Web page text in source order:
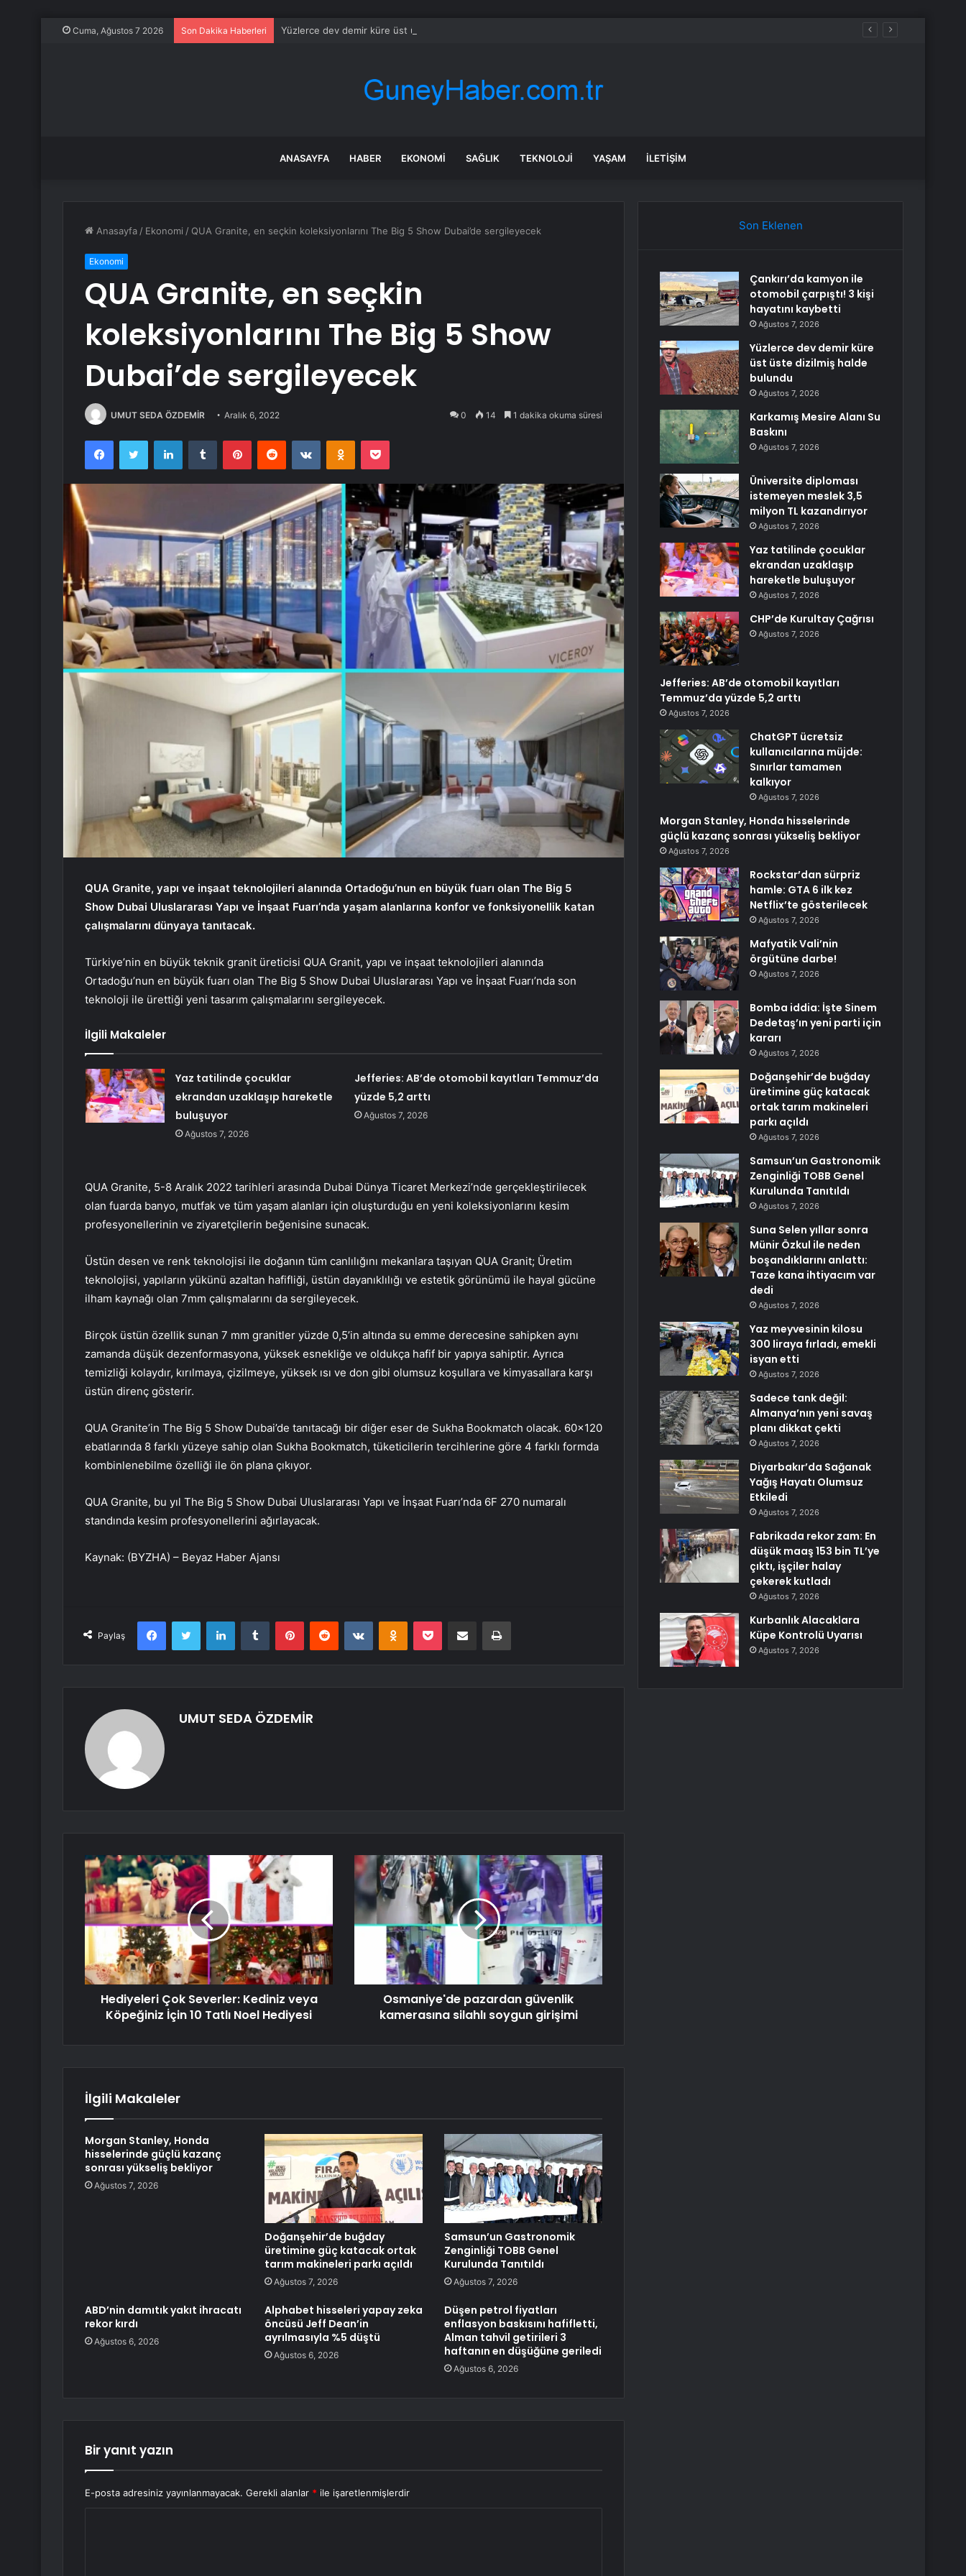
Cuma, Ağustos 7 2026 Son Dakika Haberleri Yüzlerce dev demir küre üst üste dizilmiş halde bulundu
ANASAYFA HABER EKONOMI SAĞLIK TEKNOLOJI YAŞAM İLETIŞIM
Anasayfa / Ekonomi / QUA Granite, en seçkin koleksiyonlarını The Big 5 Show Dubai’de sergileyecek
Ekonomi
QUA Granite, en seçkin
koleksiyonlarını The Big 5 Show
Dubai’de sergileyecek
UMUT SEDA ÖZDEMİR Aralık 6, 2022 0 14 1 dakika okuma süresi
FacebookTwitter LinkedInTumblr PinterestReddit VKontakteOdnoklassniki
Pocket
QUA Granite, yapı ve inşaat teknolojileri alanında Ortadoğu’nun en büyük fuarı olan The Big 5
Show Dubai Uluslararası Yapı ve İnşaat Fuarı’nda yaşam alanlarına konfor ve fonksiyonellik katan
çalışmalarını dünyaya tanıtacak.
Türkiye’nin en büyük teknik granit üreticisi QUA Granit, yapı ve inşaat teknolojileri alanında
Ortadoğu’nun en büyük fuarı olan The Big 5 Show Dubai Uluslararası Yapı ve İnşaat Fuarı’nda son
teknoloji ile ürettiği yeni tasarım çalışmalarını sergileyecek.
İlgili Makaleler
Yaz tatilinde çocuklar
ekrandan uzaklaşıp hareketle
buluşuyor
Ağustos 7, 2026
Jefferies: AB’de otomobil kayıtları Temmuz’da
yüzde 5,2 arttı
Ağustos 7, 2026
QUA Granite, 5-8 Aralık 2022 tarihleri ​​arasında Dubai Dünya Ticaret Merkezi’nde gerçekleştirilecek
olan fuarda banyo, mutfak ve tüm yaşam alanları için oluşturduğu en yeni koleksiyonlarını kesim
profesyonellerinin ve ziyaretçilerin beğenisine sunacak.
Üstün desen ve renk teknolojisi ile doğanın tüm canlılığını mekanlara taşıyan QUA Granit; Üretim
teknolojisi, yapıların yükünü azaltan hafifliği, üstün dayanıklılığı ve estetik görünümü ile hayal gücüne
ilham kaynağı olan 7mm çalışmalarını da sergileyecek.
Birçok üstün özellik sunan 7 mm granitler yüzde 0,5’in altında su emme derecesine sahipken aynı
zamanda düşük dezenformasyona, yüksek esnekliğe ve oldukça hafif bir yapıya sahiptir. Ayrıca
temizliği kolaydır, kırılmaya, çizilmeye, yüksek ısı ve don gibi olumsuz koşullara ve kimyasallara karşı
üstün direnç gösterir.
QUA Granite’in The Big 5 Show Dubai’de tanıtacağı bir diğer eser de Sukha Bookmatch olacak. 60×120
ebatlarında 8 farklı yüzeye sahip olan Sukha Bookmatch, tüketicilerin tercihlerine göre 4 farklı formda
kombinlenebilme özelliği ile ön plana çıkıyor.
QUA Granite, bu yıl The Big 5 Show Dubai Uluslararası Yapı ve İnşaat Fuarı’nda 6F 270 numaralı
standında kesim profesyonellerini ağırlayacak.
Kaynak: (BYZHA) – Beyaz Haber Ajansı
Paylaş
FacebookTwitter LinkedInTumblr PinterestReddit VKontakteOdnoklassniki
Pocket E-Posta ile paylaş Yazdır
UMUT SEDA ÖZDEMİR
Hediyeleri Çok Severler: Kediniz veya
Köpeğiniz İçin 10 Tatlı Noel Hediyesi
Osmaniye'de pazardan güvenlik
kamerasına silahlı soygun girişimi
İlgili Makaleler
Morgan Stanley, Honda
hisselerinde güçlü kazanç
sonrası yükseliş bekliyor
Ağustos 7, 2026
Doğanşehir’de buğday
üretimine güç katacak ortak
tarım makineleri parkı açıldı
Ağustos 7, 2026
Samsun’un Gastronomik
Zenginliği TOBB Genel
Kurulunda Tanıtıldı
Ağustos 7, 2026
ABD’nin damıtık yakıt ihracatı
rekor kırdı
Ağustos 6, 2026
Alphabet hisseleri yapay zeka
öncüsü Jeff Dean’in
ayrılmasıyla %5 düştü
Ağustos 6, 2026
Düşen petrol fiyatları
enflasyon baskısını hafifletti,
Alman tahvil getirileri 3
haftanın en düşüğüne geriledi
Ağustos 6, 2026
Bir yanıt yazın
E-posta adresiniz yayınlanmayacak. Gerekli alanlar * ile işaretlenmişlerdir
Son Eklenen
Çankırı’da kamyon ile
otomobil çarpıştı! 3 kişi
hayatını kaybetti
Ağustos 7, 2026
Yüzlerce dev demir küre
üst üste dizilmiş halde
bulundu
Ağustos 7, 2026
Karkamış Mesire Alanı Su
Baskını
Ağustos 7, 2026
Üniversite diploması
istemeyen meslek 3,5
milyon TL kazandırıyor
Ağustos 7, 2026
Yaz tatilinde çocuklar
ekrandan uzaklaşıp
hareketle buluşuyor
Ağustos 7, 2026
CHP’de Kurultay Çağrısı
Ağustos 7, 2026
Jefferies: AB’de otomobil kayıtları
Temmuz’da yüzde 5,2 arttı
Ağustos 7, 2026
ChatGPT ücretsiz
kullanıcılarına müjde:
Sınırlar tamamen
kalkıyor
Ağustos 7, 2026
Morgan Stanley, Honda hisselerinde
güçlü kazanç sonrası yükseliş bekliyor
Ağustos 7, 2026
Rockstar’dan sürpriz
hamle: GTA 6 ilk kez
Netflix’te gösterilecek
Ağustos 7, 2026
Mafyatik Vali’nin
örgütüne darbe!
Ağustos 7, 2026
Bomba iddia: İşte Sinem
Dedetaş’ın yeni parti için
kararı
Ağustos 7, 2026
Doğanşehir’de buğday
üretimine güç katacak
ortak tarım makineleri
parkı açıldı
Ağustos 7, 2026
Samsun’un Gastronomik
Zenginliği TOBB Genel
Kurulunda Tanıtıldı
Ağustos 7, 2026
Suna Selen yıllar sonra
Münir Özkul ile neden
boşandıklarını anlattı:
Taze kana ihtiyacım var
dedi
Ağustos 7, 2026
Yaz meyvesinin kilosu
300 liraya fırladı, emekli
isyan etti
Ağustos 7, 2026
Sadece tank değil:
Almanya’nın yeni savaş
planı dikkat çekti
Ağustos 7, 2026
Diyarbakır’da Sağanak
Yağış Hayatı Olumsuz
Etkiledi
Ağustos 7, 2026
Fabrikada rekor zam: En
düşük maaş 153 bin TL’ye
çıktı, işçiler halay
çekerek kutladı
Ağustos 7, 2026
Kurbanlık Alacaklara
Küpe Kontrolü Uyarısı
Ağustos 7, 2026